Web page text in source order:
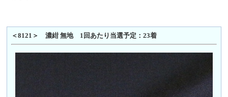
＜8121＞ 濃紺 無地 1回あたり当選予定：23着